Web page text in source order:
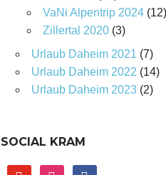
VaNi Alpentrip 2024(12)
Zillertal 2020(3)
Urlaub Daheim 2021 (7)
Urlaub Daheim 2022 (14)
Urlaub Daheim 2023(2)
SOCIAL KRAM